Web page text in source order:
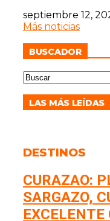
septiembre 12,
Más noticias
BUSCADOR
LAS MÁS LEÍDAS
DESTINOS
CURAZAO:
SARGAZO,